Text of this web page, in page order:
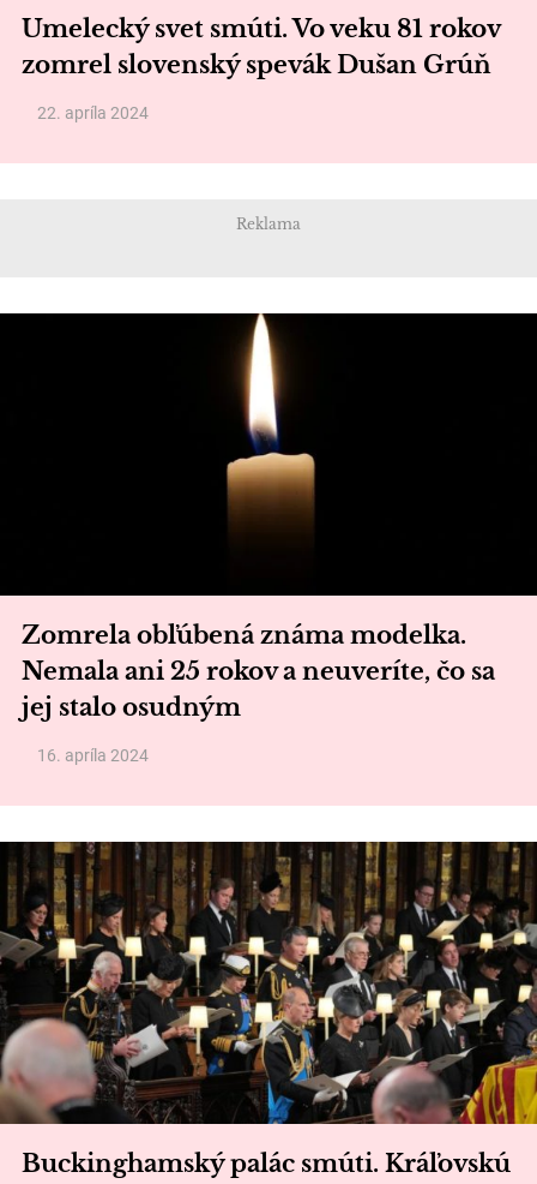
Umelecký svet smúti. Vo veku 81 rokov
zomrel slovenský spevák Dušan Grúň
22. apríla 2024
Reklama
Zomrela obľúbená známa modelka.
Nemala ani 25 rokov a neuveríte, čo sa
jej stalo osudným
16. apríla 2024
Buckinghamský palác smúti. Kráľovskú